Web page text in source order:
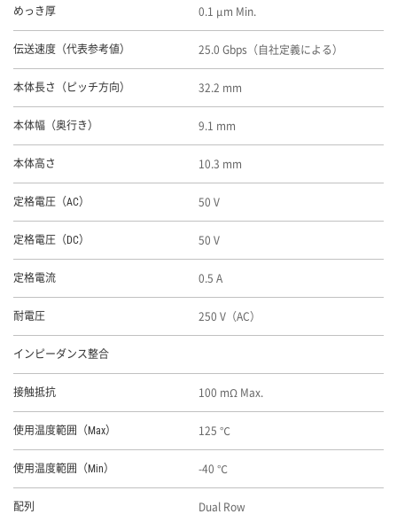
めっき厚 0.1 μm Min.
伝送速度（代表参考値） 25.0 Gbps（自社定義による）
本体長さ（ピッチ方向） 32.2 mm
本体幅（奥行き） 9.1 mm
本体高さ 10.3 mm
定格電圧（AC） 50 V
定格電圧（DC） 50 V
定格電流 0.5 A
耐電圧 250 V（AC）
インピーダンス整合
接触抵抗 100 mΩ Max.
使用温度範囲（Max） 125 ℃
使用温度範囲（Min） -40 ℃
配列 Dual Row